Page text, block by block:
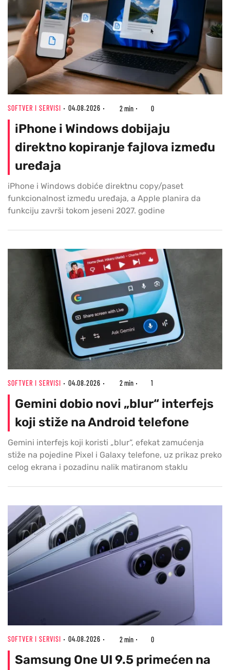
SOFTVER I SERVISI 04.08.2026 2 min 0
iPhone i Windows dobijaju
direktno kopiranje fajlova između
uređaja
iPhone i Windows dobiće direktnu copy/paset
funkcionalnost između uređaja, a Apple planira da
funkciju završi tokom jeseni 2027. godine
SOFTVER I SERVISI 04.08.2026 2 min 1
Gemini dobio novi „blur“ interfejs
koji stiže na Android telefone
Gemini interfejs koji koristi „blur“, efekat zamućenja
stiže na pojedine Pixel i Galaxy telefone, uz prikaz preko
celog ekrana i pozadinu nalik matiranom staklu
SOFTVER I SERVISI 04.08.2026 2 min 0
Samsung One UI 9.5 primećen na